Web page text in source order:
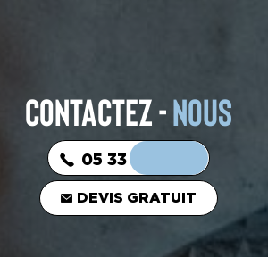
CONTACTEZ -NOUS
05 33 06 03 16
DEVIS GRATUIT